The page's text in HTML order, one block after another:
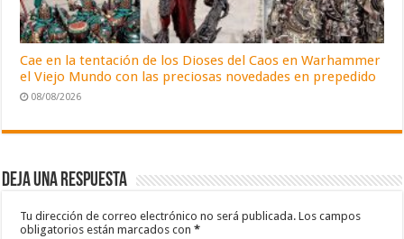
Cae en la tentación de los Dioses del Caos en Warhammer
el Viejo Mundo con las preciosas novedades en prepedido
08/08/2026
Deja una respuesta
Tu dirección de correo electrónico no será publicada. Los campos
obligatorios están marcados con*